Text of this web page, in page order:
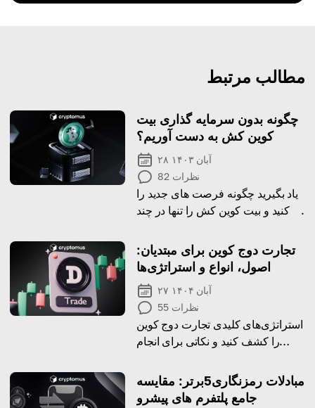
مطالب مرتبط
چگونه بدون سرمایه گذاری بیت
کوین کش به دست آوریم؟
۲۸ آبان ۱۴۰۳
82 نظرات
یاد بگیرید چگونه فرصت های جدید را
باز کنید و بیت کوین کش را تنها در چند
تجارت دوج کوین برای مبتدیان:
اصول، انواع و استراتژی‌ها
۲۷ آبان ۱۴۰۴
55 نظرات
استراتژی‌های کلیدی تجارت دوج کوین
را کشف کنید و نکاتی برای انجام
مبادلات رمزنگاری5برتر: مقایسه
جامع پلتفرم های پیشرو